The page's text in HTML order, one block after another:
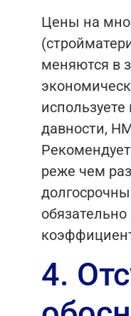
Цены на
меняются в
давности,
реже чем
4.